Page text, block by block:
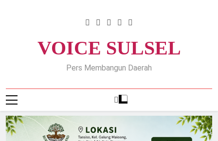
VOICE SULSEL
Pers Membangun Daerah